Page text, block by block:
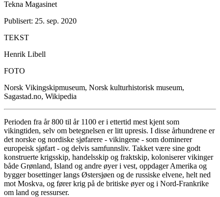
Tekna Magasinet
Publisert: 25. sep. 2020
TEKST
Henrik Libell
FOTO
Norsk Vikingskipmuseum, Norsk kulturhistorisk museum,
Sagastad.no, Wikipedia
Perioden fra år 800 til år 1100 er i ettertid mest kjent som
vikingtiden, selv om betegnelsen er litt upresis. I disse århundrene er
det norske og nordiske sjøfarere - vikingene - som dominerer
europeisk sjøfart - og delvis samfunnsliv. Takket være sine godt
konstruerte krigsskip, handelsskip og fraktskip, koloniserer vikinger
både Grønland, Island og andre øyer i vest, oppdager Amerika og
bygger bosettinger langs Østersjøen og de russiske elvene, helt ned
mot Moskva, og fører krig på de britiske øyer og i Nord-Frankrike
om land og ressurser.